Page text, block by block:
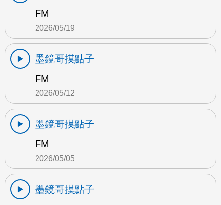
FM
2026/05/19
墨鏡哥摸點子
FM
2026/05/12
墨鏡哥摸點子
FM
2026/05/05
墨鏡哥摸點子